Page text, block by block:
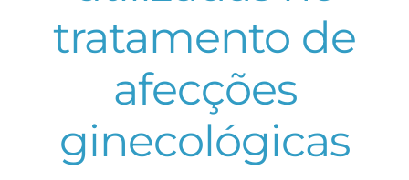
tratamento de
afecções
ginecológicas